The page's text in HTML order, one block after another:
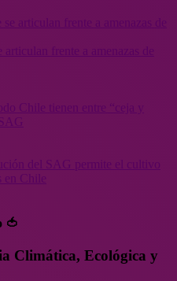
frente a amenazas de
del SAG permite el cultivo
Chile
🍅
Climática, Ecológica y